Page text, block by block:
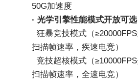
50G加速度
· 光学引擎性能模式开放可选
扫描帧速率，疾速电竞）
扫描帧速率，全速电竞）